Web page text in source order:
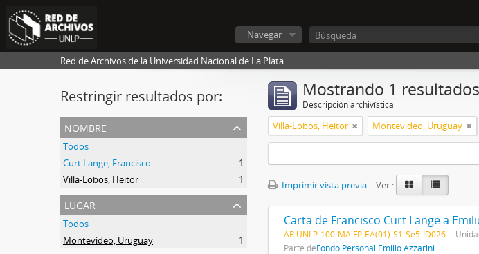
Navegar
Red de Archivos de la Universidad Nacional de La Plata
Restringir resultados por:
nombre
Todos
Curt Lange, Francisco
1
Villa-Lobos, Heitor
1
lugar
Todos
Montevideo, Uruguay
1
Mostrando 1 resultados
Descripción archivística
Villa-Lobos, Heitor Montevideo, Uruguay
Imprimir vista previa Ver :
Carta de Francisco Curt Lange a
AR UNLP-100-MA FP-EA(01)-S1-Se5-ID026
Parte deFondo Personal Emilio Azzarini